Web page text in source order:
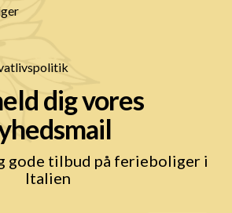
dig vores
gode tilbud på ferieboliger i
Italien